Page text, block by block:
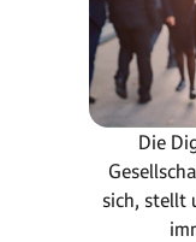
Die
sich, stellt